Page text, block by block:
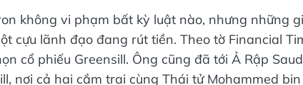
không vi phạm bất kỳ luật nào, nhưng những
cựu lãnh đạo đang rút tiền. Theo tờ Financial
cổ phiếu Greensill. Ông cũng đã tới Ả Rập
nơi cả hai cắm trại cùng Thái tử Mohammed